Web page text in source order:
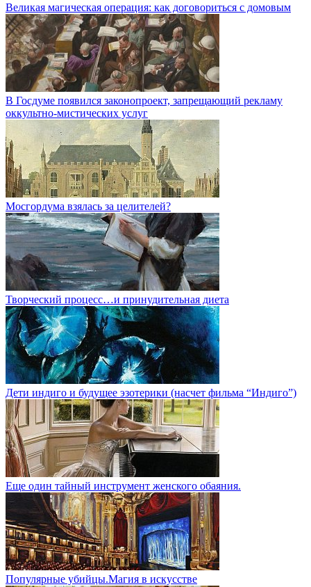
Великая магическая операция: как договориться с домовым
В Госдуме появился законопроект, запрещающий рекламу
оккультно-мистических услуг
Мосгордума взялась за целителей?
Творческий процесс…и принудительная диета
Дети индиго и будущее эзотерики (насчет фильма “Индиго”)
Еще один тайный инструмент женского обаяния.
Популярные убийцы.Магия в искусстве